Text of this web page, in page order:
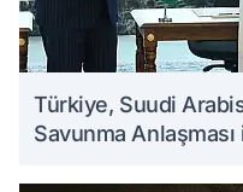
Türkiye, Suudi
Savunma Anlaşması